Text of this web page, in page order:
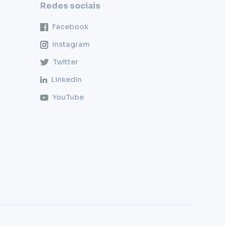
Redes sociais
Facebook
Instagram
Twitter
LinkedIn
YouTube